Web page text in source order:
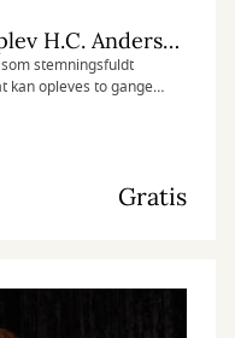
Kom til børneteater og oplev H.C. Andersens Den standhaftige tinsoldat
stemningsfuldt
kan opleves to gange
du få gratis billetter til
Gratis